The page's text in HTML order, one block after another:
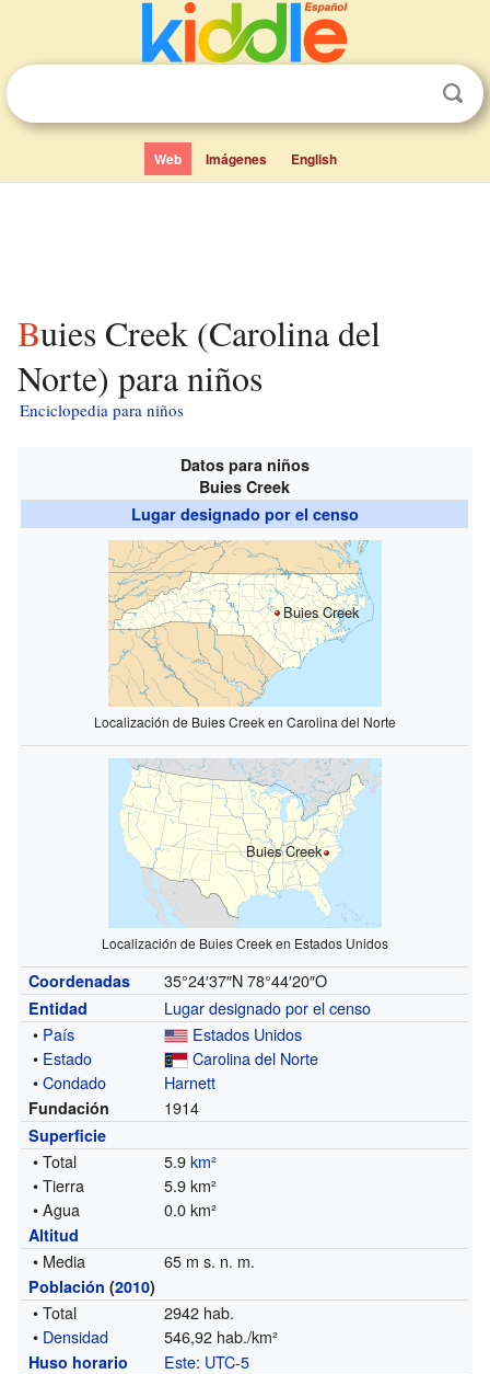
Web Imágenes English
Buies Creek (Carolina del
Norte) para niños
Enciclopedia para niños
Datos para niños
Buies Creek
Lugar designado por el censo
Buies Creek
Localización de Buies Creek en Carolina del Norte
Buies Creek
Localización de Buies Creek en Estados Unidos
Coordenadas 35°24′37″N 78°44′20″O
Entidad
Lugar designado por el censo
• País
Estados Unidos
• Estado
Carolina del Norte
•Condado Harnett
Fundación 1914
Superficie
• Total 5.9km²
• Tierra
5.9 km²
• Agua
0.0 km²
Altitud
• Media 65 m s. n. m.
Población (2010)
• Total
2942 hab.
• Densidad 546,92 hab./km²
Huso horario Este: UTC-5